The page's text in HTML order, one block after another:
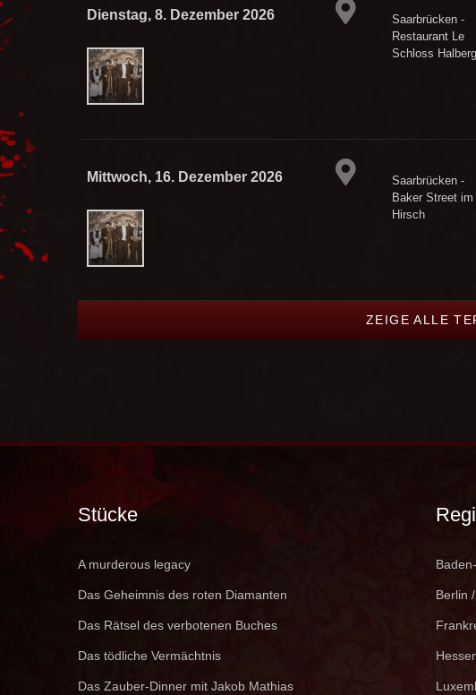
Dienstag, 8. Dezember 2026
Saarbrücken -
Restaurant Le
Schloss Halberg
Mittwoch, 16. Dezember 2026
Saarbrücken -
Baker Street im
Hirsch
ZEIGE ALLE
Stücke
A murderous legacy
Das Geheimnis des roten Diamanten
Das Rätsel des verbotenen Buches
Das tödliche Vermächtnis
Das Zauber-Dinner mit Jakob Mathias
Berlin